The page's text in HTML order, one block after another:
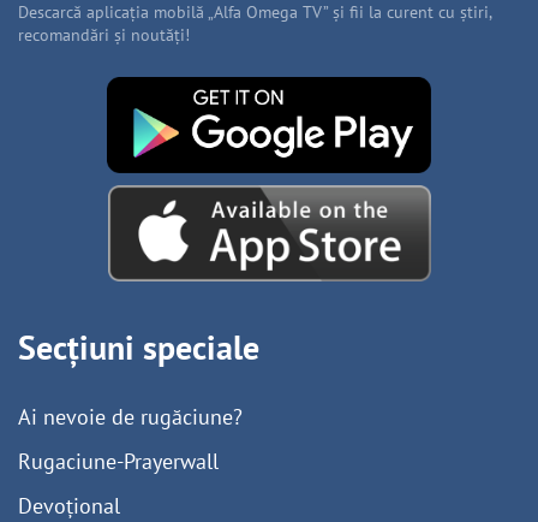
Descarcă aplicația mobilă „Alfa Omega TV” și fii la curent cu știri,
recomandări și noutăți!
Secțiuni speciale
Ai nevoie de rugăciune?
Rugaciune-Prayerwall
Devoțional